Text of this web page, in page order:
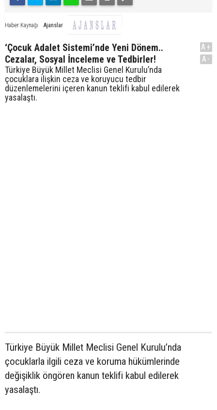
Haber Kaynağı Ajanslar
‘Çocuk Adalet Sistemi’nde Yeni Dönem..
Cezalar, Sosyal İnceleme ve Tedbirler!
Türkiye Büyük Millet Meclisi Genel Kurulu’nda
çocuklara ilişkin ceza ve koruyucu tedbir
düzenlemelerini içeren kanun teklifi kabul edilerek
yasalaştı.
A+
A-
Türkiye Büyük Millet Meclisi Genel Kurulu’nda
çocuklarla ilgili ceza ve koruma hükümlerinde
değişiklik öngören kanun teklifi kabul edilerek
yasalaştı.